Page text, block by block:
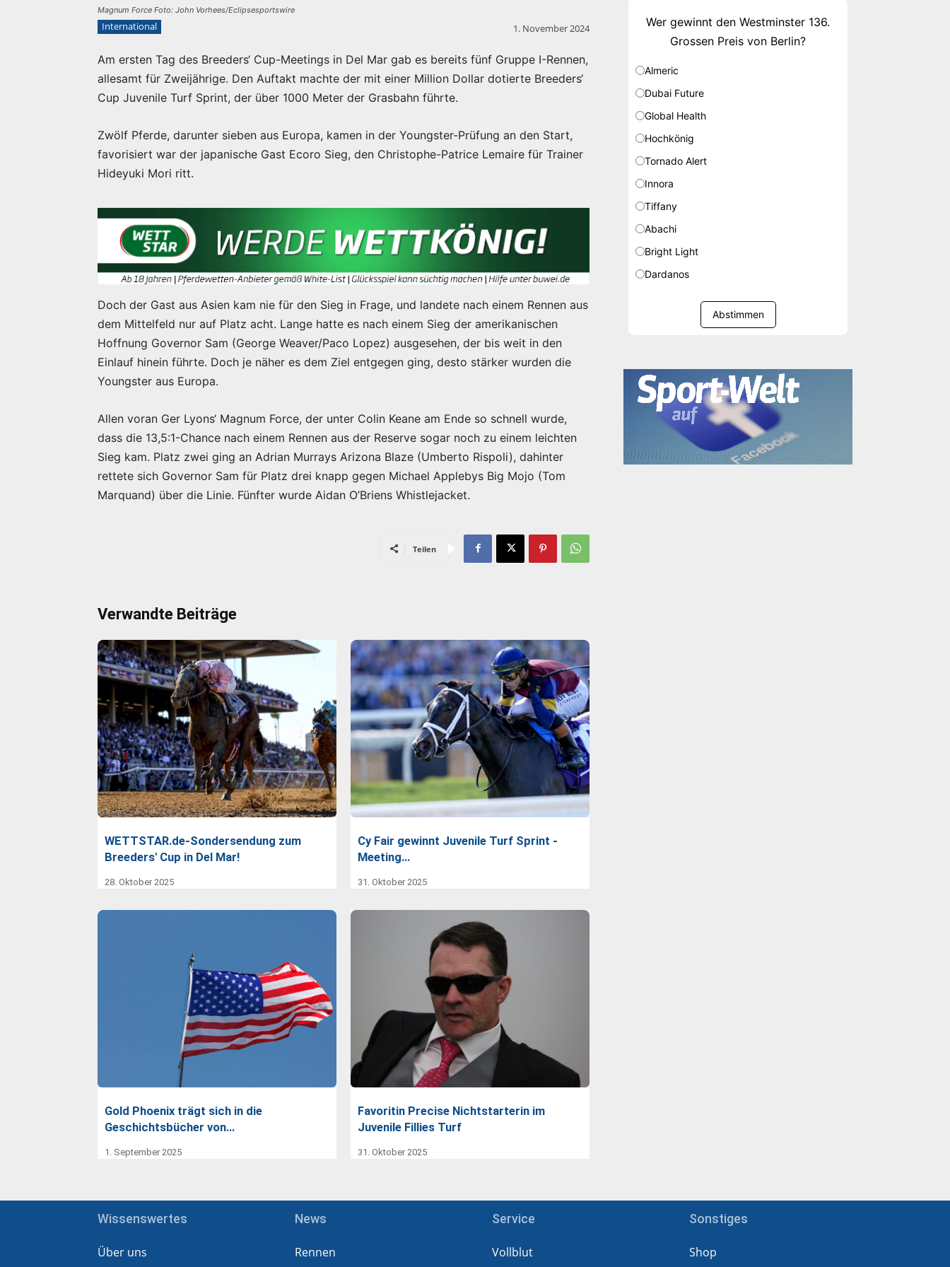
Magnum Force Foto: John Vorhees/Eclipsesportswire
International 1. November 2024
Am ersten Tag des Breeders‘ Cup-Meetings in Del Mar gab es bereits fünf Gruppe I-Rennen,
allesamt für Zweijährige. Den Auftakt machte der mit einer Million Dollar dotierte Breeders‘
Cup Juvenile Turf Sprint, der über 1000 Meter der Grasbahn führte.
Zwölf Pferde, darunter sieben aus Europa, kamen in der Youngster-Prüfung an den Start,
favorisiert war der japanische Gast Ecoro Sieg, den Christophe-Patrice Lemaire für Trainer
Hideyuki Mori ritt.
Doch der Gast aus Asien kam nie für den Sieg in Frage, und landete nach einem Rennen aus
dem Mittelfeld nur auf Platz acht. Lange hatte es nach einem Sieg der amerikanischen
Hoffnung Governor Sam (George Weaver/Paco Lopez) ausgesehen, der bis weit in den
Einlauf hinein führte. Doch je näher es dem Ziel entgegen ging, desto stärker wurden die
Youngster aus Europa.
Allen voran Ger Lyons‘ Magnum Force, der unter Colin Keane am Ende so schnell wurde,
dass die 13,5:1-Chance nach einem Rennen aus der Reserve sogar noch zu einem leichten
Sieg kam. Platz zwei ging an Adrian Murrays Arizona Blaze (Umberto Rispoli), dahinter
rettete sich Governor Sam für Platz drei knapp gegen Michael Applebys Big Mojo (Tom
Marquand) über die Linie. Fünfter wurde Aidan O’Briens Whistlejacket.
Teilen
Verwandte Beiträge
WETTSTAR.de-Sondersendung zum
Breeders' Cup in Del Mar!
28. Oktober 2025
Cy Fair gewinnt Juvenile Turf Sprint -
Meeting…
31. Oktober 2025
Gold Phoenix trägt sich in die
Geschichtsbücher von…
1. September 2025
Favoritin Precise Nichtstarterin im
Juvenile Fillies Turf
31. Oktober 2025
Wer gewinnt den Westminster 136.
Grossen Preis von Berlin?
Almeric
Dubai Future
Global Health
Hochkönig
Tornado Alert
Innora
Tiffany
Abachi
Bright Light
Dardanos
Abstimmen
Wissenswertes
Über uns
News
Rennen
Service
Vollblut
Sonstiges
Shop